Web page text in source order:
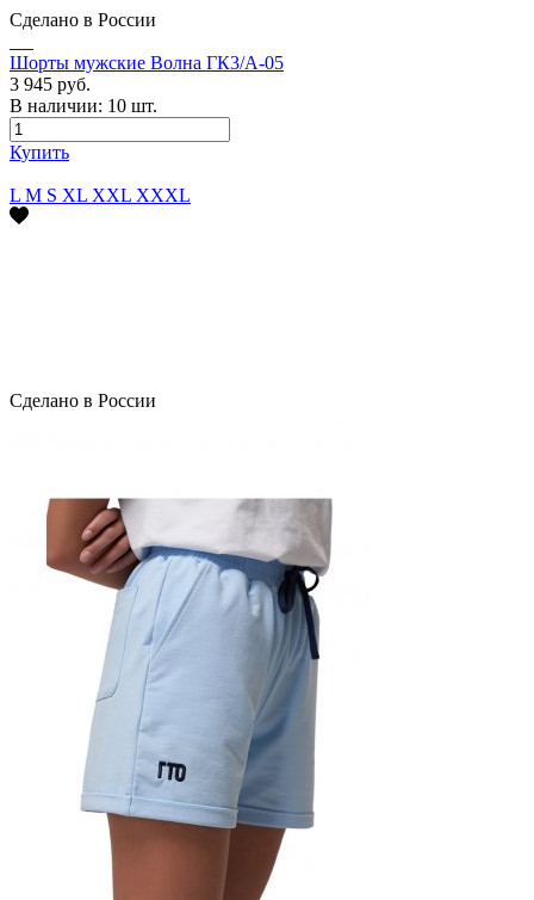
Сделано в России
Шорты мужские Волна ГК3/А-05
3 945 руб.
В наличии: 10 шт.
Купить
L M S XL XXL XXXL
Сделано в России